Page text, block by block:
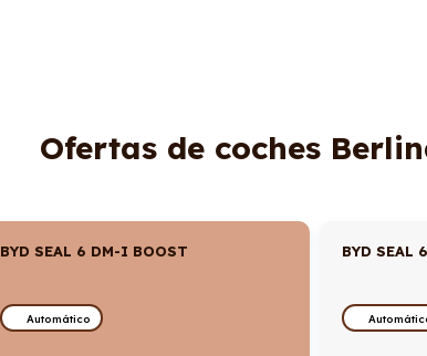
Ofertas de coches
BYD SEAL 6 DM-I BOOST
Automático
BYD SEAL